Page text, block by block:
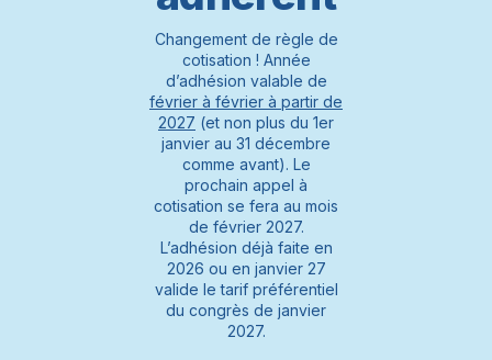
Changement de règle de
cotisation ! Année
d’adhésion valable de
février à février à partir de
2027 (et non plus du 1er
janvier au 31 décembre
comme avant). Le
prochain appel à
cotisation se fera au mois
de février 2027.
L’adhésion déjà faite en
2026 ou en janvier 27
valide le tarif préférentiel
du congrès de janvier
2027.